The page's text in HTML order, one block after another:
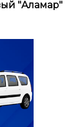
"Аламар"